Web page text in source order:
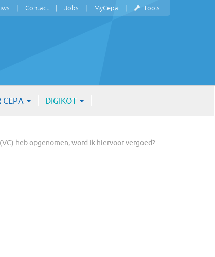
Contact Jobs MyCepa Tools
CEPA DIGIKOT
heb opgenomen, word ik hiervoor vergoed?